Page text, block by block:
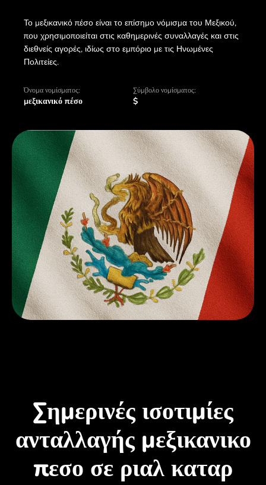
Το μεξικανικό πέσο είναι το επίσημο νόμισμα του Μεξικού,
που χρησιμοποιείται στις καθημερινές συναλλαγές και στις
διεθνείς αγορές, ιδίως στο εμπόριο με τις Ηνωμένες
Πολιτείες.
Όνομα νομίσματος:
μεξικανικό πέσο
Σύμβολο νομίσματος:
$
Σημερινές ισοτιμίες
ανταλλαγής μεξικανικο
πεσο σε ριαλ καταρ